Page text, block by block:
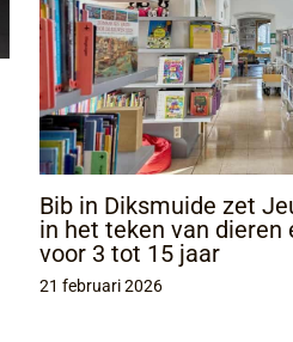
Bib in Diksmuide zet
in het teken van
voor 3 tot 15 jaar
21 februari 2026